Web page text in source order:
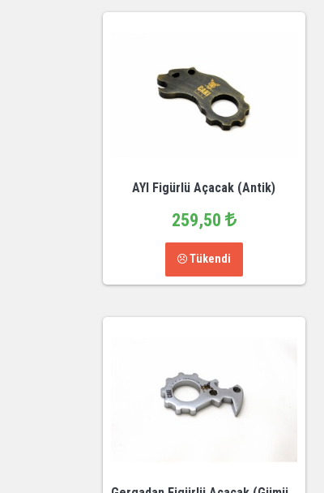
AYI Figürlü Açacak (Antik)
259,50
Tükendi